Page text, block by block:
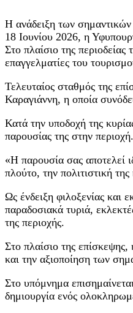
Η ανάδειξη των
18 Ιουνίου 2026, η
Στο πλαίσιο της
επαγγελματίες του
Τελευταίος σταθμός της
Καραγιάννη, η οποία
Κατά την υποδοχή της
παρουσίας της στην περιοχή.
«Η παρουσία σας αποτελεί
πλούτο, την πολιτιστική
Ως ένδειξη φιλοξενίας
παραδοσιακά τυριά,
της περιοχής.
Στο πλαίσιο της
και την αξιοποίηση των
Στο υπόμνημα
δημιουργία ενός